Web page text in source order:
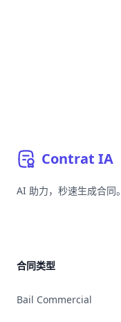
Contrat IA
AI 助力，秒速生成合同。
合同类型
Bail Commercial